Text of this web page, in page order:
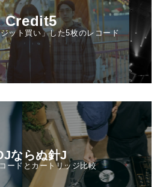
Credit5
ット買い」した5枚のレコード
ならぬ針J
ードとカートリッジ比較